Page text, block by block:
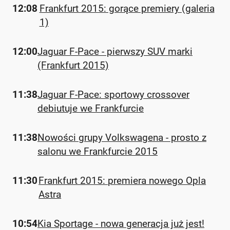
12:08 Frankfurt 2015: gorące premiery (galeria
1)
12:00Jaguar F-Pace - pierwszy SUV marki
(Frankfurt 2015)
11:38Jaguar F-Pace: sportowy crossover
debiutuje we Frankfurcie
11:38Nowości grupy Volkswagena - prosto z
salonu we Frankfurcie 2015
11:30Frankfurt 2015: premiera nowego Opla
Astra
10:54Kia Sportage - nowa generacja już jest!